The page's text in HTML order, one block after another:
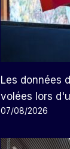
Alaska
Son Boeing
Détention,
Dimanche
Les données
volées lors
07/08/2026